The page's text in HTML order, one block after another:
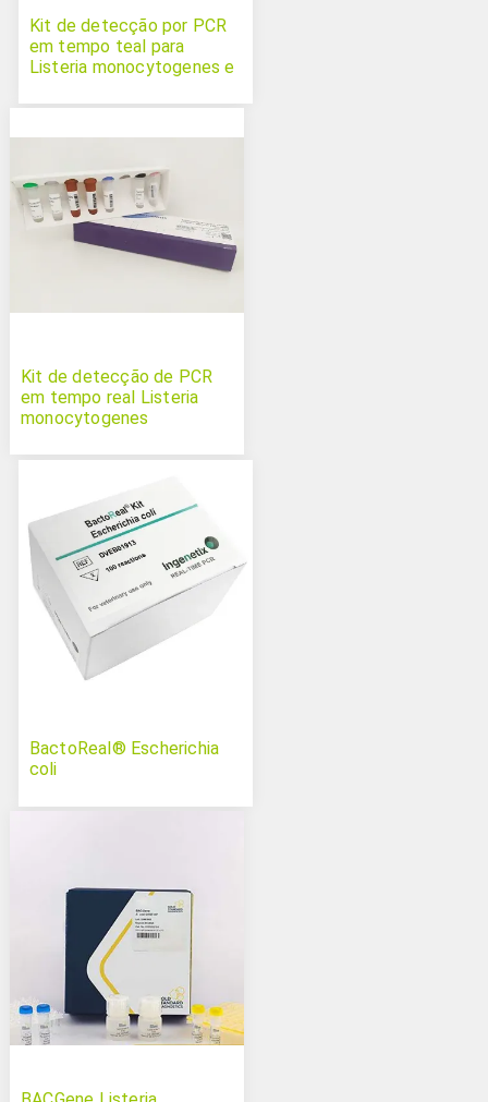
Kit de detecção por PCR
em tempo teal para
Listeria monocytogenes e
Kit de detecção de PCR
em tempo real Listeria
monocytogenes
BactoReal® Escherichia
coli